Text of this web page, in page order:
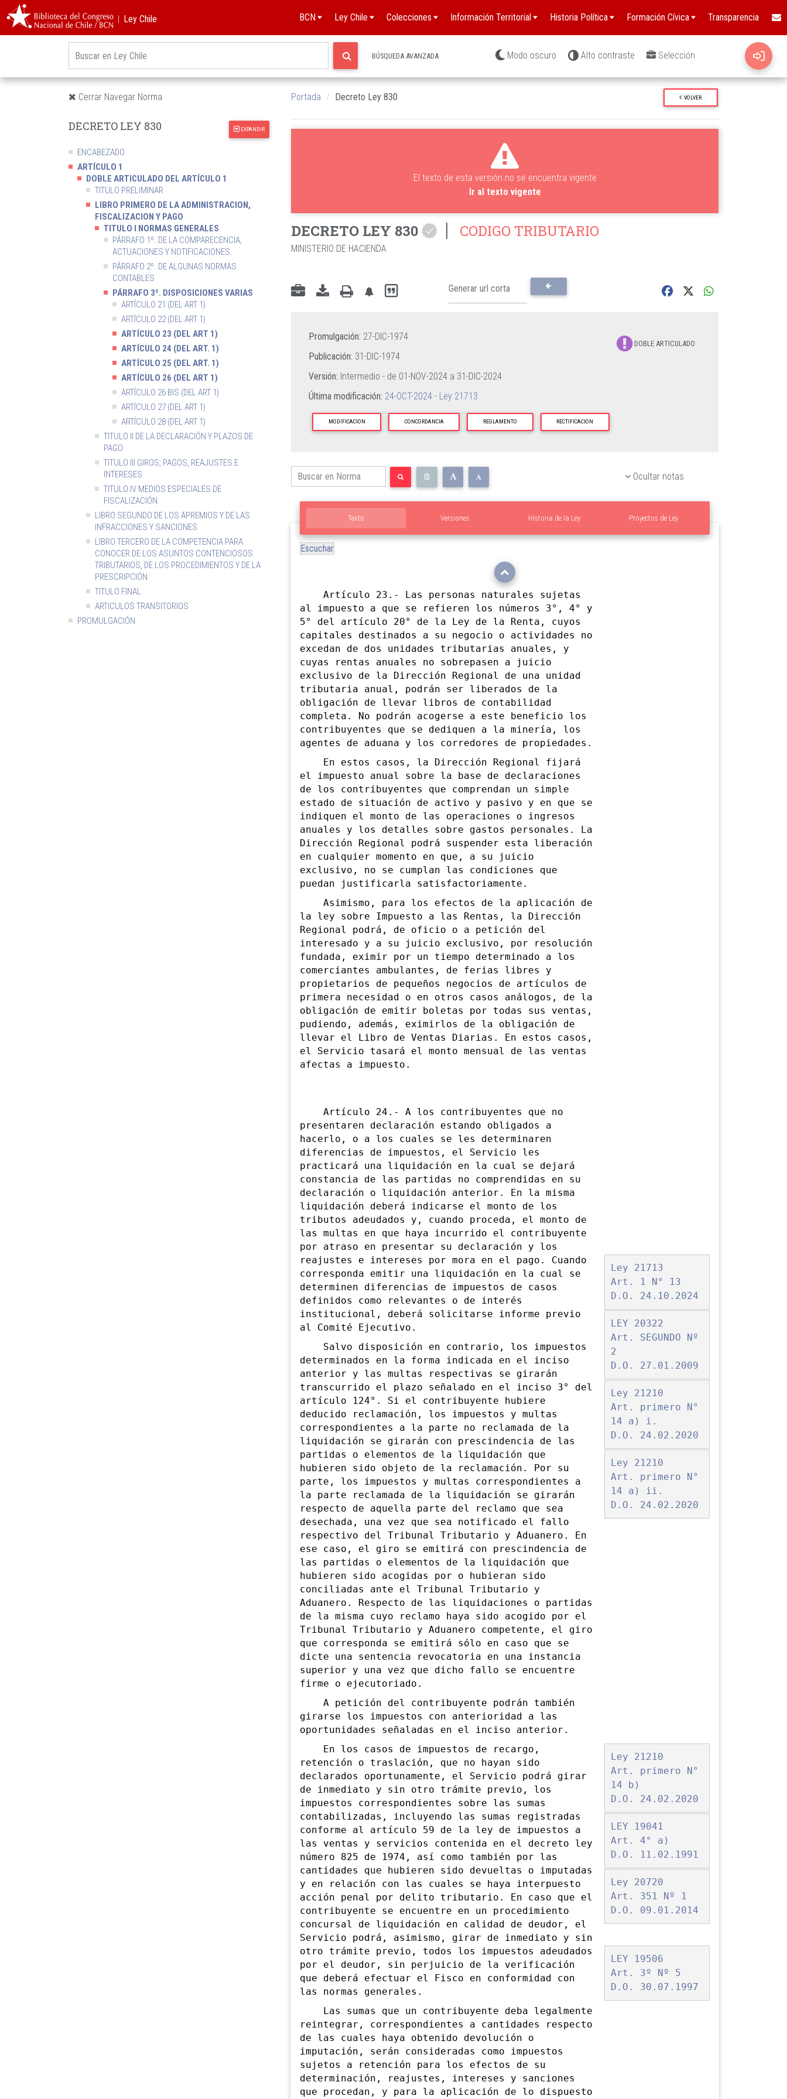
︱Ley Chile BCN Ley Chile Colecciones Información Territorial Historia Política Formación Cívica Transparencia
BÚSQUEDA AVANZADA Modo oscuro Alto contraste Selección
Cerrar Navegar Norma Portada Decreto Ley 830 VOLVER
DECRETO LEY 830 EXPANDIR
ENCABEZADO
ARTÍCULO 1
DOBLE ARTICULADO DEL ARTÍCULO 1
TITULO PRELIMINAR
LIBRO PRIMERO DE LA ADMINISTRACION,
FISCALIZACION Y PAGO
TITULO I NORMAS GENERALES
PÁRRAFO 1º. DE LA COMPARECENCIA,
ACTUACIONES Y NOTIFICACIONES.
PÁRRAFO 2º. DE ALGUNAS NORMAS
CONTABLES
PÁRRAFO 3º. DISPOSICIONES VARIAS
ARTÍCULO 21 (DEL ART 1)
ARTÍCULO 22 (DEL ART 1)
ARTÍCULO 23 (DEL ART 1)
ARTÍCULO 24 (DEL ART. 1)
ARTÍCULO 25 (DEL ART. 1)
ARTÍCULO 26 (DEL ART 1)
ARTÍCULO 26 BIS (DEL ART 1)
ARTÍCULO 27 (DEL ART 1)
ARTÍCULO 28 (DEL ART 1)
TITULO II DE LA DECLARACIÓN Y PLAZOS DE
PAGO
TITULO III GIROS, PAGOS, REAJUSTES E
INTERESES
TITULO IV MEDIOS ESPECIALES DE
FISCALIZACIÓN
LIBRO SEGUNDO DE LOS APREMIOS Y DE LAS
INFRACCIONES Y SANCIONES
LIBRO TERCERO DE LA COMPETENCIA PARA
CONOCER DE LOS ASUNTOS CONTENCIOSOS
TRIBUTARIOS, DE LOS PROCEDIMIENTOS Y DE LA
PRESCRIPCIÓN
TITULO FINAL
ARTICULOS TRANSITORIOS
PROMULGACIÓN
El texto de esta versión no se encuentra vigente
Ir al texto vigente
DECRETO LEY 830 CODIGO TRIBUTARIO
MINISTERIO DE HACIENDA
DOBLE ARTICULADO
Promulgación: 27-DIC-1974
Publicación: 31-DIC-1974
Versión: Intermedio - de 01-NOV-2024 a 31-DIC-2024
Última modificación: 24-OCT-2024 - Ley 21713
MODIFICACION CONCORDANCIA REGLAMENTO RECTIFICACION
Ocultar notas
Texto Versiones Proyectos de Ley
Historia de la Ley
Escuchar
Artículo 23.- Las personas naturales sujetas
al impuesto a que se refieren los números 3°, 4° y
5° del artículo 20° de la Ley de la Renta, cuyos
capitales destinados a su negocio o actividades no
excedan de dos unidades tributarias anuales, y
cuyas rentas anuales no sobrepasen a juicio
exclusivo de la Dirección Regional de una unidad
tributaria anual, podrán ser liberados de la
obligación de llevar libros de contabilidad
completa. No podrán acogerse a este beneficio los
contribuyentes que se dediquen a la minería, los
agentes de aduana y los corredores de propiedades.
En estos casos, la Dirección Regional fijará
el impuesto anual sobre la base de declaraciones
de los contribuyentes que comprendan un simple
estado de situación de activo y pasivo y en que se
indiquen el monto de las operaciones o ingresos
anuales y los detalles sobre gastos personales. La
Dirección Regional podrá suspender esta liberación
en cualquier momento en que, a su juicio
exclusivo, no se cumplan las condiciones que
puedan justificarla satisfactoriamente.
Asimismo, para los efectos de la aplicación de
la ley sobre Impuesto a las Rentas, la Dirección
Regional podrá, de oficio o a petición del
interesado y a su juicio exclusivo, por resolución
fundada, eximir por un tiempo determinado a los
comerciantes ambulantes, de ferias libres y
propietarios de pequeños negocios de artículos de
primera necesidad o en otros casos análogos, de la
obligación de emitir boletas por todas sus ventas,
pudiendo, además, eximirlos de la obligación de
llevar el Libro de Ventas Diarias. En estos casos,
el Servicio tasará el monto mensual de las ventas
afectas a impuesto.
Artículo 24.- A los contribuyentes que no
presentaren declaración estando obligados a
hacerlo, o a los cuales se les determinaren
diferencias de impuestos, el Servicio les
practicará una liquidación en la cual se dejará
constancia de las partidas no comprendidas en su
declaración o liquidación anterior. En la misma
liquidación deberá indicarse el monto de los
tributos adeudados y, cuando proceda, el monto de
las multas en que haya incurrido el contribuyente
por atraso en presentar su declaración y los
reajustes e intereses por mora en el pago.
Ley 21713
Art. 1 N° 13
D.O. 24.10.2024
Cuando
corresponda emitir
LEY 20322
Art. SEGUNDO Nº
2
D.O. 27.01.2009
una liquidación en la cual se
determinen diferencias de impuestos de casos
definidos como relevantes o de interés
institucional, deberá so
Ley 21210
Art. primero N°
14 a) i.
D.O. 24.02.2020
licitarse informe previo
al Comité Ejecutivo.
Salvo disposic
Ley 21210
Art. primero N°
14 a) ii.
D.O. 24.02.2020
ión en contrario, los impuestos
determinados en la forma indicada en el inciso
anterior y las multas respectivas se girarán
transcurrido el plazo señalado en el inciso 3° del
artículo 124°. Si el contribuyente hubiere
deducido reclamación, los impuestos y multas
correspondientes a la parte no reclamada de la
liquidación se girarán con prescindencia de las
partidas o elementos de la liquidación que
hubieren sido objeto de la reclamación. Por su
parte, los impuestos y multas correspondientes a
la parte reclamada de la liquidación se girarán
respecto de aquella parte del reclamo que sea
desechada, una vez que sea notificado el fallo
respectivo del Tribunal Tributario y Aduanero. En
ese caso, el giro se emitirá con prescindencia de
las partidas o elementos de la liquidación que
hubieren sido acogidas por o hubieran sido
conciliadas ante el Tribunal Tributario y
Aduanero. Respecto de las liquidaciones o partidas
de la misma cuyo reclamo haya sido acogido por el
Tribunal Tributario y Aduanero competente, el giro
que corresponda se emitirá sólo en caso que se
dicte una sentencia revocatoria en una instancia
superior y una vez que dicho fallo se encuentre
firme o ejecutoriado.
A petición del contribuyente podrán también
girarse los impuestos con anterioridad a las
oportunidades señaladas en el inciso anterior.
En los casos de impuest
Ley 21210
Art. primero N°
14 b)
D.O. 24.02.2020
os de recargo,
retención o traslación, que no hayan sido
declarados oportunamente, el Servicio podrá girar
de inmediato y sin otro trámite previo, los
impuestos correspond
LEY 19041
Art. 4° a)
D.O. 11.02.1991
ientes sobre las sumas
contabilizadas, incluyendo las sumas registradas
conforme al artículo 59 de la ley de impuestos a
las ventas y servicios co
Ley 20720
Art. 351 Nº 1
D.O. 09.01.2014
ntenida en el decreto ley
número 825 de 1974, así como también por las
cantidades que hubieren sido devueltas o imputadas
y en relación con las cuales se haya interpuesto
acción penal por delito tributario. En caso que el
contribuyente se encuentre en un procedimiento
concursal de liquidación en calidad de deudor, el
Servicio podrá, asimismo, girar de inmediato y sin
otr
LEY 19506
Art. 3º Nº 5
D.O. 30.07.1997
o trámite previo, todos los impuestos adeudados
por el deudor, sin perjuicio de la verificación
que deberá efectuar el Fisco en conformidad con
las normas generales.
Las sumas que un contribuyente deba legalmente
reintegrar, correspondientes a cantidades respecto
de las cuales haya obtenido devolución o
imputación, serán consideradas como impuestos
sujetos a retención para los efectos de su
determinación, reajustes, intereses y sanciones
que procedan, y para la aplicación de lo dispuesto